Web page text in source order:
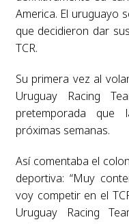
America. El uruguayo
que decidieron dar
TCR.
Su primera vez al
Uruguay Racing
pretemporada
próximas semanas.
Así comentaba el
deportiva: “Muy
voy competir en el
Uruguay Racing